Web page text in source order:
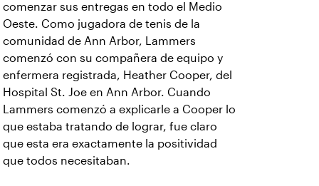
comenzar sus entregas en todo el Medio
Oeste. Como jugadora de tenis de la
comunidad de Ann Arbor, Lammers
comenzó con su compañera de equipo y
enfermera registrada, Heather Cooper, del
Hospital St. Joe en Ann Arbor. Cuando
Lammers comenzó a explicarle a Cooper lo
que estaba tratando de lograr, fue claro
que esta era exactamente la positividad
que todos necesitaban.